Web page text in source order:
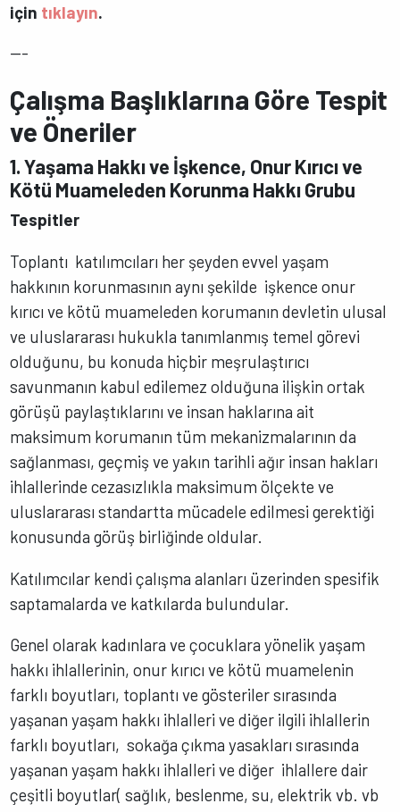
için tıklayın.
---
Çalışma Başlıklarına Göre Tespit
ve Öneriler
1. Yaşama Hakkı ve İşkence, Onur Kırıcı ve
Kötü Muameleden Korunma Hakkı Grubu
Tespitler
Toplantı katılımcıları her şeyden evvel yaşam
hakkının korunmasının aynı şekilde işkence onur
kırıcı ve kötü muameleden korumanın devletin ulusal
ve uluslararası hukukla tanımlanmış temel görevi
olduğunu, bu konuda hiçbir meşrulaştırıcı
savunmanın kabul edilemez olduğuna ilişkin ortak
görüşü paylaştıklarını ve insan haklarına ait
maksimum korumanın tüm mekanizmalarının da
sağlanması, geçmiş ve yakın tarihli ağır insan hakları
ihlallerinde cezasızlıkla maksimum ölçekte ve
uluslararası standartta mücadele edilmesi gerektiği
konusunda görüş birliğinde oldular.
Katılımcılar kendi çalışma alanları üzerinden spesifik
saptamalarda ve katkılarda bulundular.
Genel olarak kadınlara ve çocuklara yönelik yaşam
hakkı ihlallerinin, onur kırıcı ve kötü muamelenin
farklı boyutları, toplantı ve gösteriler sırasında
yaşanan yaşam hakkı ihlalleri ve diğer ilgili ihlallerin
farklı boyutları, sokağa çıkma yasakları sırasında
yaşanan yaşam hakkı ihlalleri ve diğer ihlallere dair
çeşitli boyutlar( sağlık, beslenme, su, elektrik vb. vb